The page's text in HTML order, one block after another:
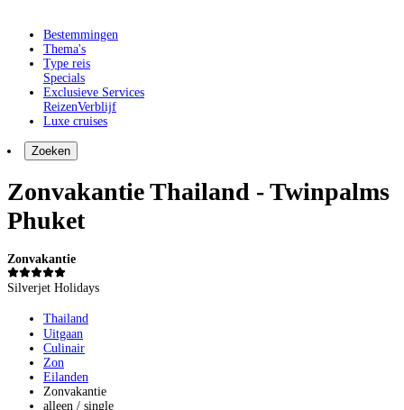
Bestemmingen
Thema's
Type reis
Specials
Exclusieve Services
ReizenVerblijf
Luxe cruises
Zoeken
Zonvakantie Thailand - Twinpalms
Phuket
Zonvakantie
Silverjet Holidays
Thailand
Uitgaan
Culinair
Zon
Eilanden
Zonvakantie
alleen / single